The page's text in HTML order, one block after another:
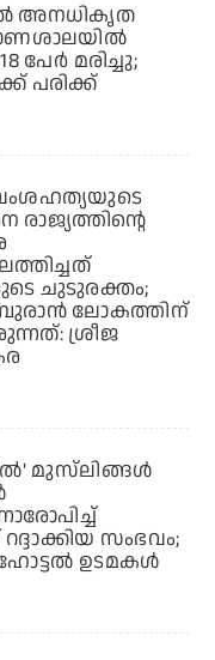
അനധികൃത
പേര്‍ മരിച്ചു;
പരിക്ക്
ചുടുരക്തം;
ലോകത്തിന്
ശ്രീജ
മുസ്‌ലിങ്ങൾ
സംഭവം;
ഹോട്ടൽ ഉടമകൾ